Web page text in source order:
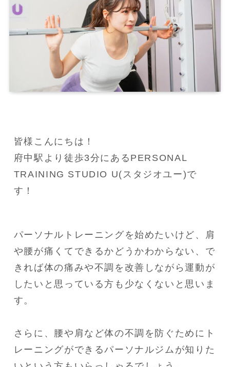
皆様こんにちは！
府中駅より徒歩3分にあるPERSONAL
TRAINING STUDIO U(スタジオユー)で
す！
パーソナルトレーニングを始めたいけど、肩
や腰が痛くてできるかどうかわからない、で
きれば体の痛みや不調を改善しながら運動が
したいと思っている方も少なくないと思いま
す。
さらに、腰や肩など体の不調を防ぐためにト
レーニングができるパーソナルジムが知りた